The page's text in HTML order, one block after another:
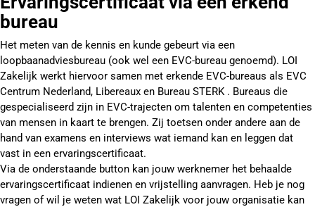
bureau
Het meten van de kennis en kunde gebeurt via een
loopbaanadviesbureau (ook wel een EVC-bureau genoemd). LOI
Zakelijk werkt hiervoor samen met erkende EVC-bureaus als EVC
Centrum Nederland, Libereaux en Bureau STERK . Bureaus die
gespecialiseerd zijn in EVC-trajecten om talenten en competenties
van mensen in kaart te brengen. Zij toetsen onder andere aan de
hand van examens en interviews wat iemand kan en leggen dat
vast in een ervaringscertificaat.
Via de onderstaande button kan jouw werknemer het behaalde
ervaringscertificaat indienen en vrijstelling aanvragen. Heb je nog
vragen of wil je weten wat LOI Zakelijk voor jouw organisatie kan